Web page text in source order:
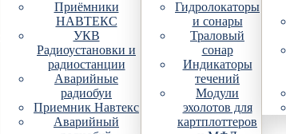
Приёмники
НАВТЕКС
УКВ
Радиоустановки и
радиостанции
Аварийные
радиобуи
Приемник Навтекс
Аварийный
Гидролокаторы
и сонары
Траловый
сонар
Индикаторы
течений
Модули
эхолотов для
картплоттеров